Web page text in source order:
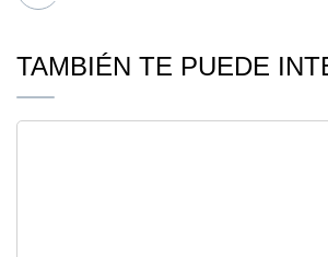
TAMBIÉN TE PUEDE